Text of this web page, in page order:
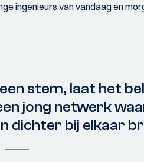
ingenieurs van vandaag en
stem, laat het
jong netwerk
dichter bij elkaar